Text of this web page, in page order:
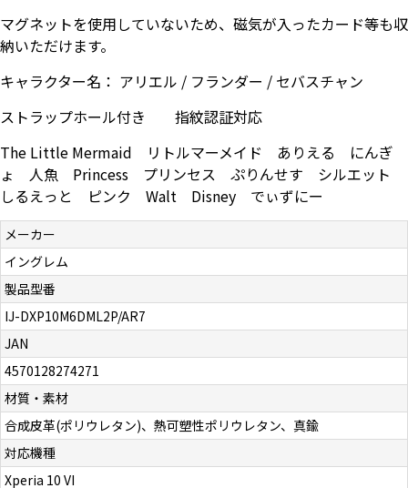
マグネットを使用していないため、磁気が入ったカード等も収
納いただけます。
キャラクター名： アリエル / フランダー / セバスチャン
ストラップホール付き 指紋認証対応
The Little Mermaid リトルマーメイド ありえる にんぎ
ょ 人魚 Princess プリンセス ぷりんせす シルエット
しるえっと ピンク Walt Disney でぃずにー
メーカー
イングレム
製品型番
IJ-DXP10M6DML2P/AR7
JAN
4570128274271
材質・素材
合成皮革(ポリウレタン)、熱可塑性ポリウレタン、真鍮
対応機種
Xperia 10 VI